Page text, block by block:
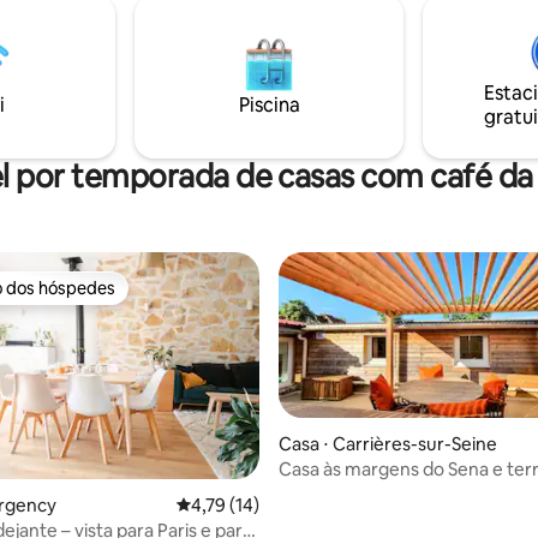
Piscina
por temporada de casas com café
dos hóspedes
dos hóspedes
4,79 de uma avaliação média de 5, 14
4,79 (14)
– vista para Paris e para
Casa ⋅ Carrières-sur-Seine
Casa às margens do Sena e